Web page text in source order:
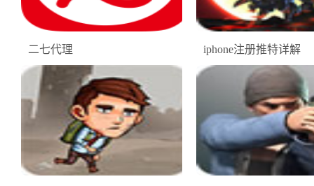
二七代理 iphone注册推特详解